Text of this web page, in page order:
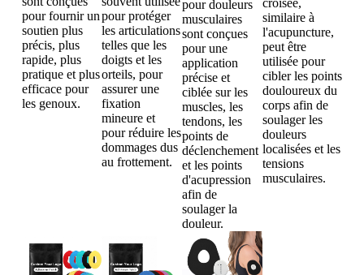
pour fournir un
soutien plus
précis, plus
rapide, plus
pratique et plus
efficace pour
les genoux.
pour protéger
les articulations
telles que les
doigts et les
orteils, pour
assurer une
fixation
mineure et
pour réduire les
dommages dus
au frottement.
pour douleurs
musculaires
sont conçues
pour une
application
précise et
ciblée sur les
muscles, les
tendons, les
points de
déclenchement
et les points
d'acupression
afin de
soulager la
douleur.
croisée,
similaire à
l'acupuncture,
peut être
utilisée pour
cibler les points
douloureux du
corps afin de
soulager les
douleurs
localisées et les
tensions
musculaires.